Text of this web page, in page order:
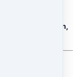
og regression,